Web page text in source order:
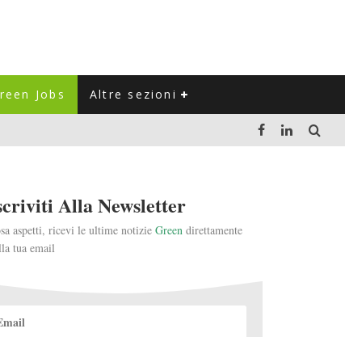
Jobs Altre sezioni
Alla Newsletter
aspetti, ricevi le ultime notizie Green direttamente
tua email